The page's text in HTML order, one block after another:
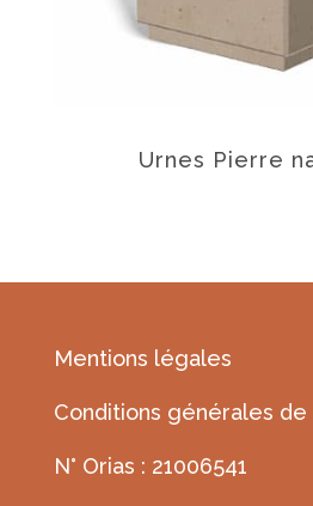
Urnes Pierre
Mentions légales
Conditions générales
N° Orias : 21006541